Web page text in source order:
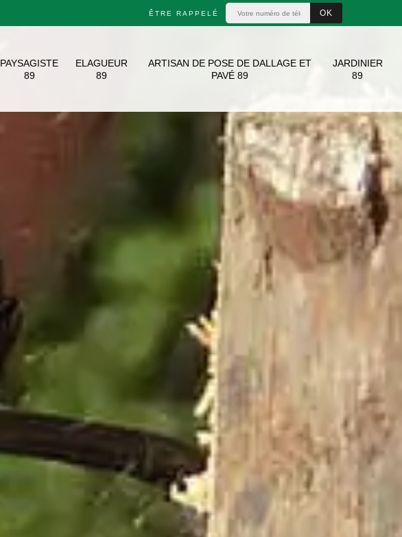
ÊTRE RAPPELÉ
PAYSAGISTE
89
ELAGUEUR
89
ARTISAN DE POSE DE DALLAGE ET
PAVÉ 89
JARDINIER
89